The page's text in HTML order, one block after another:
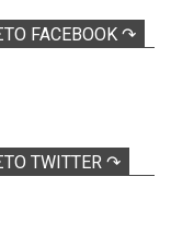
FACEBOOK ↷
TWITTER ↷